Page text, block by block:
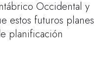
Occidental y
estos futuros planes
planificación